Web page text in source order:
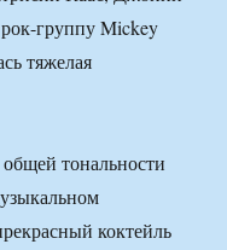
группу Mickey
тяжелая
общей тональности
коктейль